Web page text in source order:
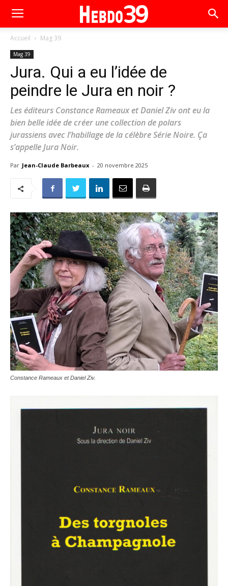
Accueil Mag 39
Mag 39
Jura. Qui a eu l’idée de
peindre le Jura en noir ?
Les éditeurs Constance Rameaux et Daniel Ziv ont eu la
bien belle idée de créer une collection de polars
jurassiens avec l’habillage de la célèbre Série Noire. Ça
s’appelle Jura Noir.
Par Jean-Claude Barbeaux - 20 novembre 2025
Constance Rameaux et Daniel Ziv.